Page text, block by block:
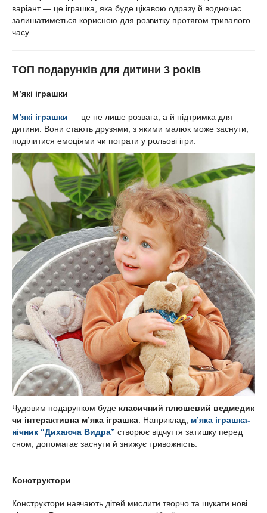
варіант — це іграшка, яка буде цікавою одразу й водночас
залишатиметься корисною для розвитку протягом тривалого
часу.
ТОП подарунків для дитини 3 років
М’які іграшки
М’які іграшки — це не лише розвага, а й підтримка для
дитини. Вони стають друзями, з якими малюк може заснути,
поділитися емоціями чи пограти у рольові ігри.
Чудовим подарунком буде класичний плюшевий ведмедик
чи інтерактивна м’яка іграшка . Наприклад, м’яка іграшка-
нічник “Дихаюча Видра” створює відчуття затишку перед
сном, допомагає заснути й знижує тривожність.
Конструктори
Конструктори навчають дітей мислити творчо та шукати нові